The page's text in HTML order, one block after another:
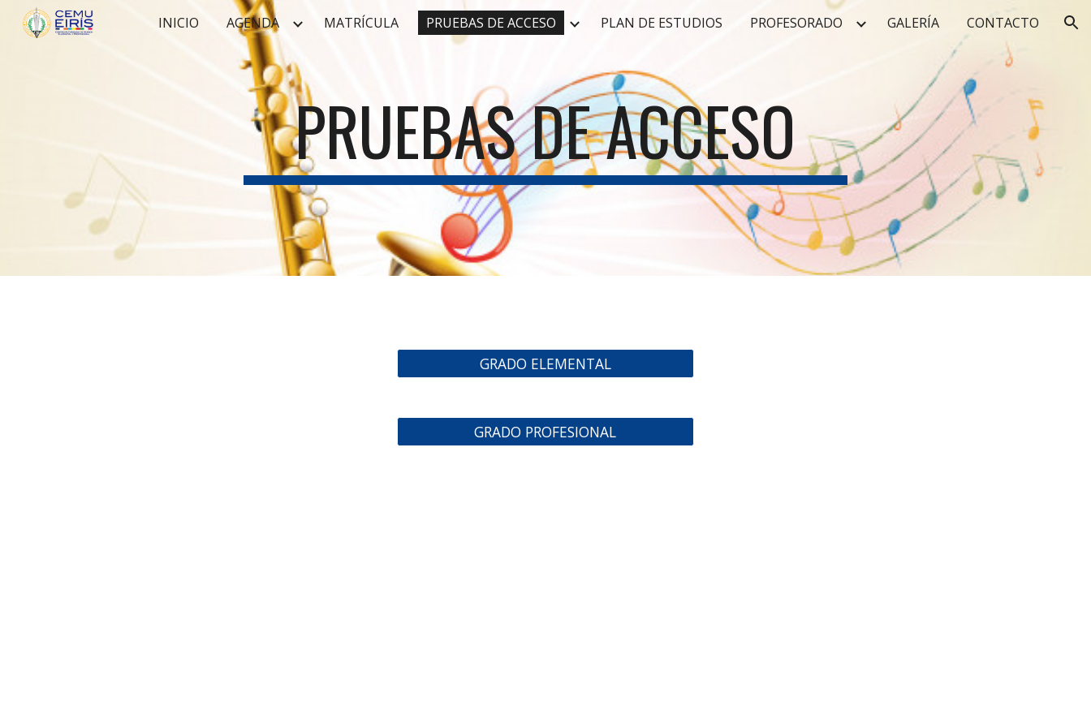
Skip to main content Skip to navigation
INICIO AGENDA MATRÍCULA PRUEBAS DE ACCESO PLAN DE ESTUDIOS PROFESORADO GALERÍA CONTACTO
PRUEBAS DE ACCESO
GRADO ELEMENTAL
GRADO PROFESIONAL